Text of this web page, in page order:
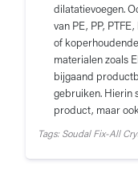
dilatatievoegen.
van PE, PP,
of
materialen zoals
bijgaand
gebruiken. Hierin
product, maar
Tags: Soudal Fix-All